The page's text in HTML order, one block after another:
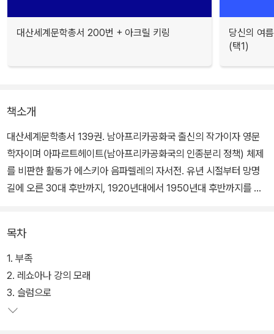
대산세계문학총서 200번 + 아크릴 키링
당신의 여
(택1)
책소개
대산세계문학총서 139권. 남아프리카공화국 출신의 작가이자 영문
학자이며 아파르트헤이트(남아프리카공화국의 인종분리 정책) 체제
를 비판한 활동가 에스키아 음파렐레의 자서전. 유년 시절부터 망명
길에 오른 30대 후반까지, 1920년대에서 1950년대 후반까지를 기
음파렐레가 성장한 '마라바스타드 2번가'는 인종별로 거주지를 지정
한 아파르트헤이트 체제하의 흑인 빈민가로 당시의 사회 모순을 드러
내는 한 단면이다. 남아공 자전문학의 신호탄이 된 이 작품은 세계대
공황과 인종차별 정책 속에서 더 바닥으로 내려갈 수 없이 가난하고
차별받는 사람들이 어떻게 그 시절을 헤쳐 나갔는지 생생하게 보여준
목차
1. 부족
2. 레쇼아나 강의 모래
3. 슬럼으로